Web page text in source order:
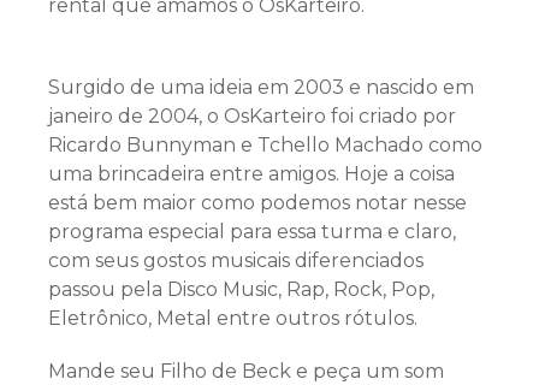
rental que amamos o OsKarteiro.
Surgido de uma ideia em 2003 e nascido em
janeiro de 2004, o OsKarteiro foi criado por
Ricardo Bunnyman e Tchello Machado como
uma brincadeira entre amigos. Hoje a coisa
está bem maior como podemos notar nesse
programa especial para essa turma e claro,
com seus gostos musicais diferenciados
passou pela Disco Music, Rap, Rock, Pop,
Eletrônico, Metal entre outros rótulos.
Mande seu Filho de Beck e peça um som